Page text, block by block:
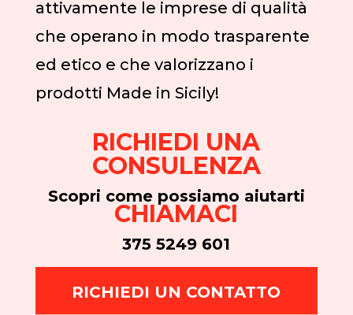
attivamente le imprese di qualità
che operano in modo trasparente
ed etico e che valorizzano i
prodotti Made in Sicily!
RICHIEDI UNA
CONSULENZA
Scopri come possiamo aiutarti
CHIAMACI
375 5249 601
RICHIEDI UN CONTATTO